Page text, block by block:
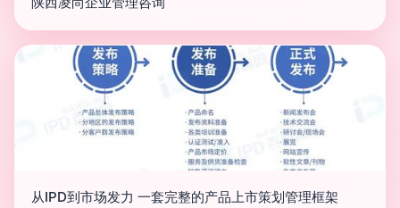
从IPD到市场发力 一套完整的产品上市策划管理框架